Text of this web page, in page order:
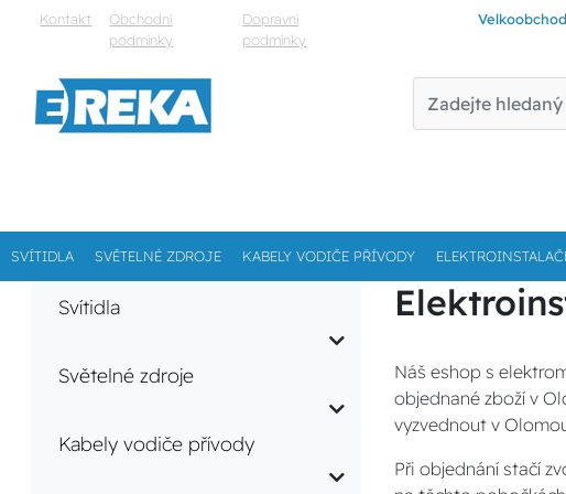
Kontakt
Obchodní
podmínky
Dopravní
podmínky
SVÍTIDLA SVĚTELNÉ ZDROJE KABELY VODIČE PŘÍVODY
Svítidla
Světelné zdroje
Kabely vodiče přívody
Náš eshop s
objednané zboží v
vyzvednout v
Při objednání stačí